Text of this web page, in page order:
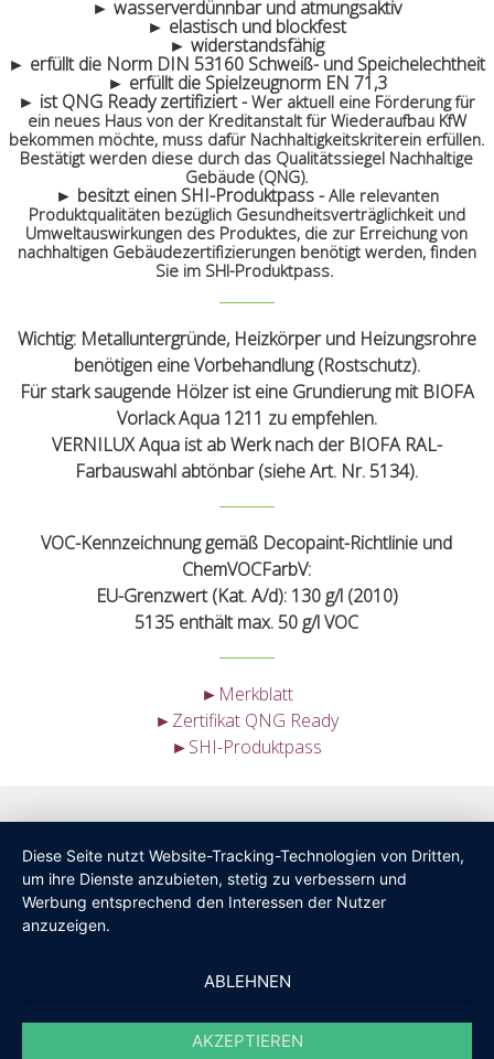
► wasserverdünnbar und atmungsaktiv
► elastisch und blockfest
► widerstandsfähig
► erfüllt die Norm DIN 53160 Schweiß- und Speichelechtheit
► erfüllt die Spielzeugnorm EN 71,3
► ist QNG Ready zertifiziert -Wer aktuell eine Förderung für
ein neues Haus von der Kreditanstalt für Wiederaufbau KfW
bekommen möchte, muss dafür Nachhaltigkeitskriterein erfüllen.
Bestätigt werden diese durch das Qualitätssiegel Nachhaltige
Gebäude (QNG).
► besitzt einen SHI-Produktpass -Alle relevanten
Produktqualitäten bezüglich Gesundheitsverträglichkeit und
Umweltauswirkungen des Produktes, die zur Erreichung von
nachhaltigen Gebäudezertifizierungen benötigt werden, finden
Sie im SHI-Produktpass.
Wichtig: Metalluntergründe, Heizkörper und Heizungsrohre
benötigen eine Vorbehandlung (Rostschutz).
Für stark saugende Hölzer ist eine Grundierung mit BIOFA
Vorlack Aqua 1211 zu empfehlen.
VERNILUX Aqua ist ab Werk nach der BIOFA RAL-
Farbauswahl abtönbar (siehe Art. Nr. 5134).
VOC-Kennzeichnung gemäß Decopaint-Richtlinie und
ChemVOCFarbV:
EU-Grenzwert (Kat. A/d): 130 g/l (2010)
5135 enthält max. 50 g/l VOC
►Merkblatt
►Zertifikat QNG Ready
►SHI-Produktpass
Diese Seite nutzt Website-Tracking-Technologien von Dritten,
um ihre Dienste anzubieten, stetig zu verbessern und
Werbung entsprechend den Interessen der Nutzer
anzuzeigen.
ABLEHNEN
AKZEPTIEREN